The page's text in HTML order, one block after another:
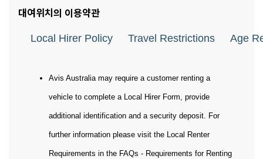
대여위치의 이용약관
Local Hirer Policy Travel Restrictions Age
Avis Australia may require a customer renting a
vehicle to complete a Local Hirer Form, provide
additional identification and a security deposit. For
further information please visit the Local Renter
Requirements in the FAQs - Requirements for Renting